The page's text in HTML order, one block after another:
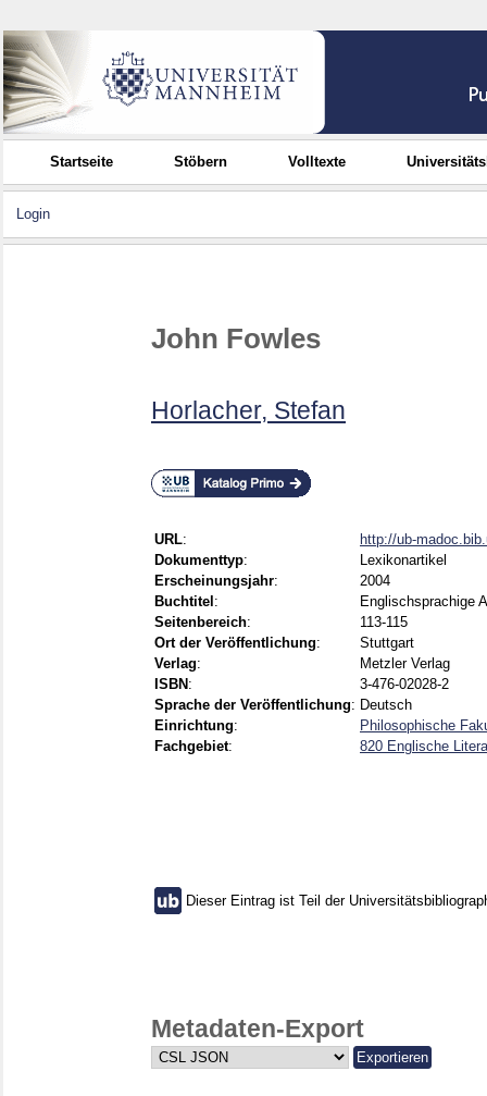
Startseite Stöbern Volltexte
Login
John Fowles
Horlacher, Stefan
URL:
http://ub-
Dokumenttyp:
Lexikonartikel
Erscheinungsjahr:
2004
Buchtitel :
Englischsprachige
Seitenbereich:
113-115
Ort der Veröffentlichung:
Stuttgart
Verlag:
Metzler Verlag
ISBN :
3-476-02028-2
Sprache der Veröffentlichung: Deutsch
Einrichtung:
Philosophische
Fachgebiet: 820 Englische
Dieser Eintrag ist Teil der
Metadaten-Export